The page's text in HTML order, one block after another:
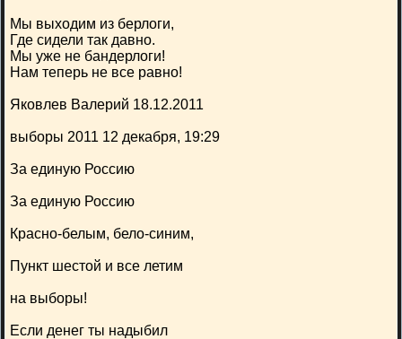
Мы выходим из берлоги,
Где сидели так давно.
Мы уже не бандерлоги!
Нам теперь не все равно!
Яковлев Валерий 18.12.2011
выборы 2011 12 декабря, 19:29
За единую Россию
За единую Россию
Красно-белым, бело-синим,
Пункт шестой и все летим
на выборы!
Если денег ты надыбил